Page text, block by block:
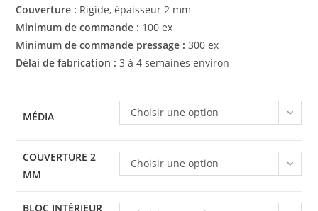
Couverture : Rigide, épaisseur 2 mm
Minimum de commande : 100 ex
Minimum de commande pressage :300 ex
Délai de fabrication : 3 à 4 semaines environ
MÉDIA Choisir une option
COUVERTURE 2
MM
Choisir une option
BLOC INTÉRIEUR